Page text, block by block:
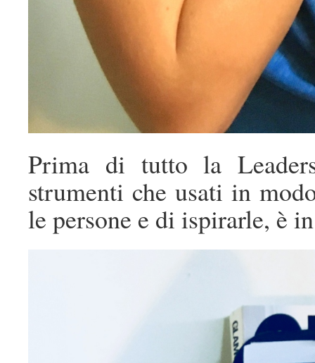
Prima di tutto la
strumenti che usati in
le persone e di ispirarle, è